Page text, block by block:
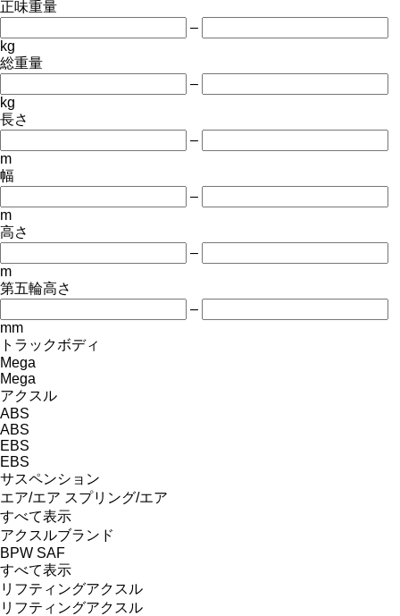
正味重量
–
kg
総重量
–
kg
長さ
–
m
幅
–
m
高さ
–
m
第五輪高さ
–
mm
トラックボディ
Mega
Mega
アクスル
ABS
ABS
EBS
EBS
サスペンション
エア/エア スプリング/エア
すべて表示
アクスルブランド
BPW SAF
すべて表示
リフティングアクスル
リフティングアクスル